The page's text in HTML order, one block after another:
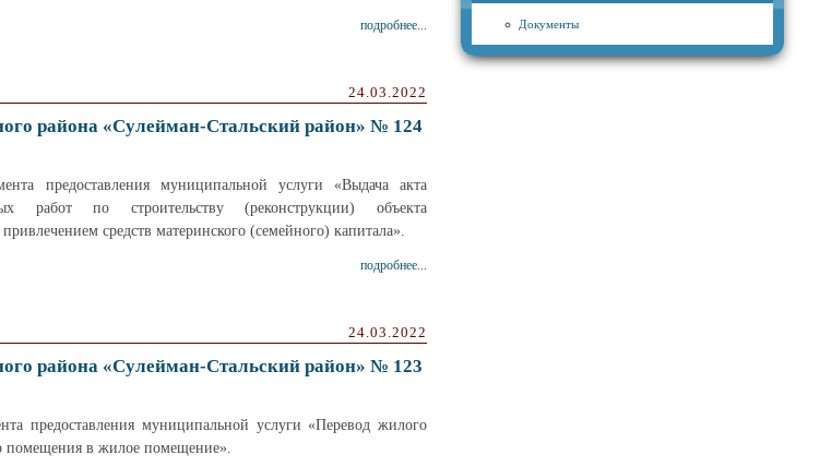
подробнее...
24.03.2022
района «Сулейман-Стальский район» № 124
предоставления муниципальной услуги «Выдача акта
работ по строительству (реконструкции) объекта
средств материнского (семейного) капитала».
подробнее...
24.03.2022
района «Сулейман-Стальский район» № 123
предоставления муниципальной услуги «Перевод жилого
в жилое помещение».
Документы